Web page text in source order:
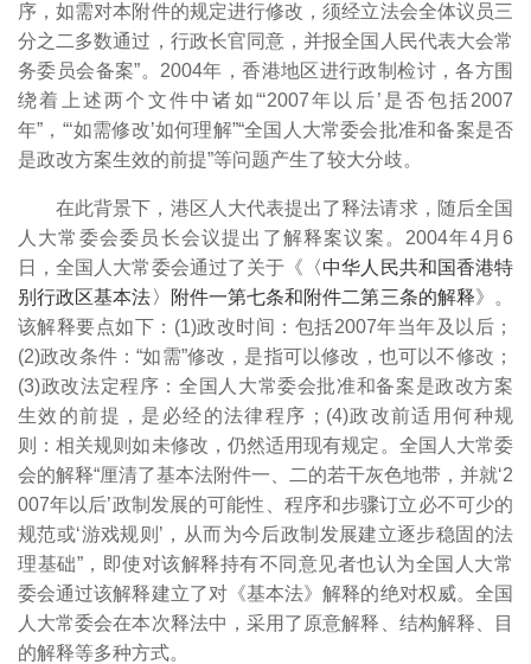
序，如需对本附件的规定进行修改，须经立法会全体议员三
分之二多数通过，行政长官同意，并报全国人民代表大会常
务委员会备案”。2004年，香港地区进行政制检讨，各方围
绕着上述两个文件中诸如“‘2007年以后’是否包括2007
年”，“‘如需修改’如何理解”“全国人大常委会批准和备案是否
是政改方案生效的前提”等问题产生了较大分歧。
在此背景下，港区人大代表提出了释法请求，随后全国
人大常委会委员长会议提出了解释案议案。2004年4月6
日，全国人大常委会通过了关于《 〈中华人民共和国香港特
别行政区基本法〉附件一第七条和附件二第三条的解释》。
该解释要点如下：(1)政改时间：包括2007年当年及以后；
(2)政改条件：“如需”修改，是指可以修改，也可以不修改；
(3)政改法定程序：全国人大常委会批准和备案是政改方案
生效的前提，是必经的法律程序；(4)政改前适用何种规
则：相关规则如未修改，仍然适用现有规定。全国人大常委
会的解释“厘清了基本法附件一、二的若干灰色地带，并就‘2
007年以后’政制发展的可能性、程序和步骤订立必不可少的
规范或‘游戏规则’，从而为今后政制发展建立逐步稳固的法
理基础”， 即使对该解释持有不同意见者也认为全国人大常
委会通过该解释建立了对《基本法》解释的绝对权威。 全国
人大常委会在本次释法中，采用了原意解释、结构解释、目
的解释等多种方式。